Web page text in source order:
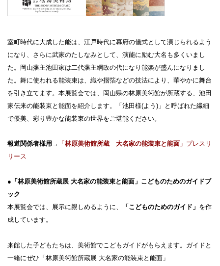
室町時代に大成した能は、江戸時代に幕府の儀式として演じられるよう
になり、さらに武家のたしなみとして、演能に励む大名も多くいまし
た。岡山藩主池田家は二代藩主綱政の代になり能楽が盛んになりまし
た。舞に使われる能装束は、織や摺箔などの技法により、華やかに舞台
を引き立てます。本展覧会では、岡山県の林原美術館が所蔵する、池田
家伝来の能装束と能面を紹介します。「池田様(よう)」と呼ばれた繊細
で優美、彩り豊かな能装束の世界をご堪能ください。
報道関係者様用 → 「 林原美術館所蔵 大名家の能装束と能面 」プレスリ
リース
● 「林原美術館所蔵展 大名家の能装束と能面」こどものためのガイドブ
ック
本展覧会では、展示に親しめるように、
「こどものためのガイド」 を作
成しています。
来館した子どもたちは、美術館でこどもガイドがもらえます。ガイドと
一緒にぜひ「林原美術館所蔵展 大名家の能装束と能面」